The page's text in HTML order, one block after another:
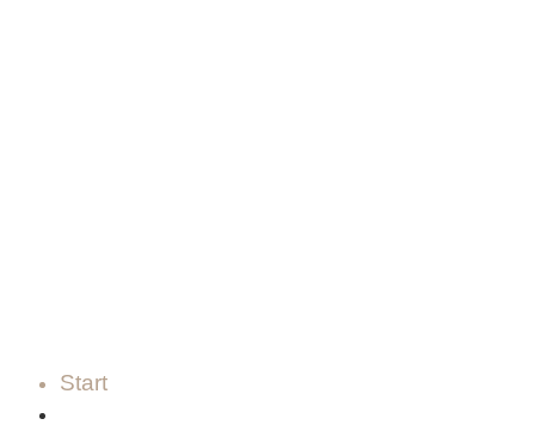
Start